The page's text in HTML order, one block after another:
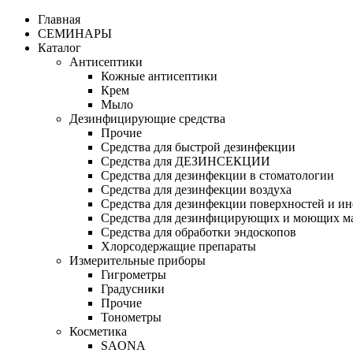
Главная
СЕМИНАРЫ
Каталог
Антисептики
Кожные антисептики
Крем
Мыло
Дезинфицирующие средства
Прочие
Средства для быстрой дезинфекции
Средства для ДЕЗИНСЕКЦИИ
Средства для дезинфекции в стоматологии
Средства для дезинфекции воздуха
Средства для дезинфекции поверхностей и
Средства для дезинфицирующих и моющих
Средства для обработки эндоскопов
Хлорсодержащие препараты
Измерительные приборы
Гигрометры
Градусники
Прочие
Тонометры
Косметика
SAONA